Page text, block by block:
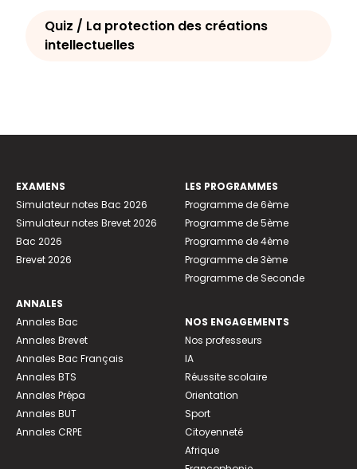
Quiz / La protection des créations
intellectuelles
EXAMENS
Simulateur notes Bac 2026
Simulateur notes Brevet 2026
Bac 2026
Brevet 2026
ANNALES
Annales Bac
Annales Brevet
Annales Bac Français
Annales BTS
Annales Prépa
Annales BUT
Annales CRPE
LES PROGRAMMES
Programme de 6ème
Programme de 5ème
Programme de 4ème
Programme de 3ème
Programme de Seconde
NOS ENGAGEMENTS
Nos professeurs
IA
Réussite scolaire
Orientation
Sport
Citoyenneté
Afrique